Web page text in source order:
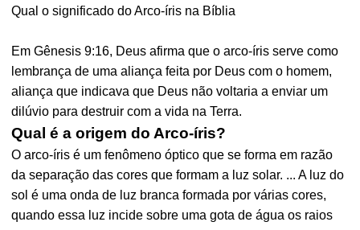
Qual o significado do Arco-íris na Bíblia
Em Gênesis 9:16, Deus afirma que o arco-íris serve como
lembrança de uma aliança feita por Deus com o homem,
aliança que indicava que Deus não voltaria a enviar um
dilúvio para destruir com a vida na Terra.
Qual é a origem do Arco-íris?
O arco-íris é um fenômeno óptico que se forma em razão
da separação das cores que formam a luz solar. ... A luz do
sol é uma onda de luz branca formada por várias cores,
quando essa luz incide sobre uma gota de água os raios